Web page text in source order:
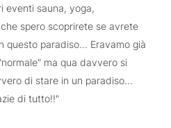
eventi sauna, yoga,
spero scoprirete se avrete
questo paradiso... Eravamo già
ma qua davvero si
di stare in un paradiso...
di tutto!!"